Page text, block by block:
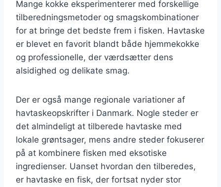
Mange kokke eksperimenterer med forskellige
tilberedningsmetoder og smagskombinationer
for at bringe det bedste frem i fisken. Havtaske
er blevet en favorit blandt både hjemmekokke
og professionelle, der værdsætter dens
alsidighed og delikate smag.
Der er også mange regionale variationer af
havtaskeopskrifter i Danmark. Nogle steder er
det almindeligt at tilberede havtaske med
lokale grøntsager, mens andre steder fokuserer
på at kombinere fisken med eksotiske
ingredienser. Uanset hvordan den tilberedes,
er havtaske en fisk, der fortsat nyder stor